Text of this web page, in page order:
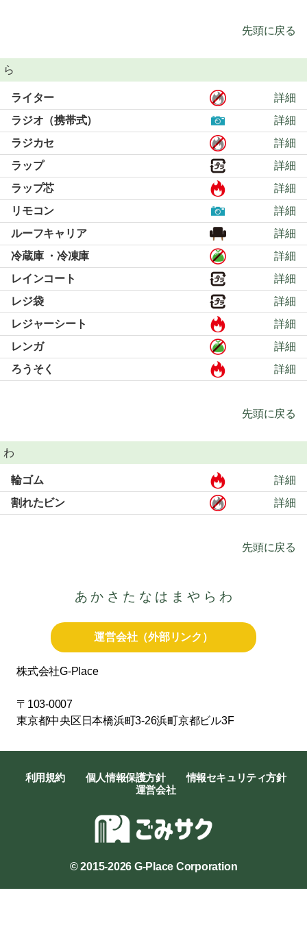
先頭に戻る
ら
ライター
詳細
ラジオ（携帯式）
詳細
ラジカセ
詳細
ラップ
詳細
ラップ芯
詳細
リモコン
詳細
ルーフキャリア
詳細
冷蔵庫 ・冷凍庫
詳細
レインコート
詳細
レジ袋
詳細
レジャーシート
詳細
レンガ
詳細
ろうそく
詳細
先頭に戻る
わ
輪ゴム
詳細
割れたビン
詳細
先頭に戻る
あ か さ た な は ま や ら わ
運営会社（外部リンク）
株式会社G-Place
〒103-0007
東京都中央区日本橋浜町3-26浜町京都ビル3F
利用規約 個人情報保護方針
情報セキュリティ方針
運営会社
© 2015-2026 G-Place Corporation